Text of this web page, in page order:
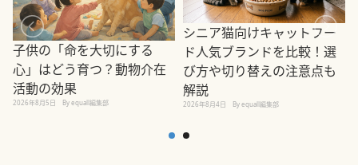
子供の「命を大切にする
心」はどう育つ？動物介在
活動の効果
2026年8月5日 By equall編集部
シニア猫向けキャットフー
ド人気ブランドを比較！選
び方や切り替えの注意点も
解説
2026年8月4日 By equall編集部